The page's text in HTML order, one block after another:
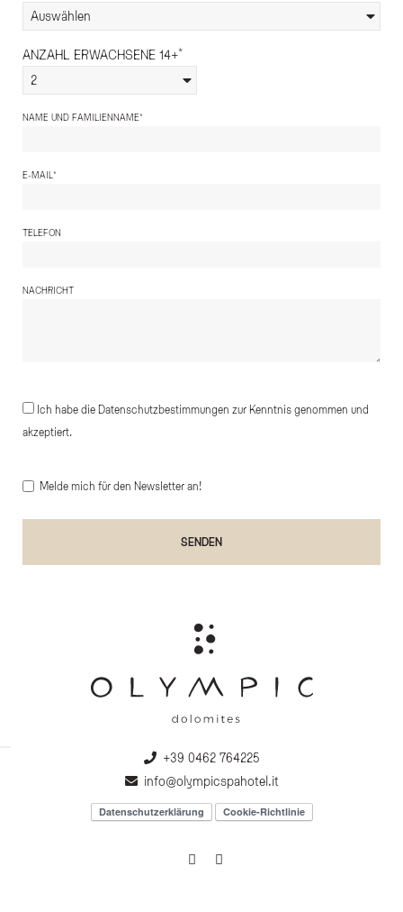
Auswählen
ANZAHL ERWACHSENE 14+*
2
NAME UND FAMILIENNAME*
E-MAIL *
TELEFON
NACHRICHT
Ich habe die Datenschutzbestimmungen zur Kenntnis genommen und
akzeptiert.
Melde mich für den Newsletter an!
+39 0462 764225
info@olympicspahotel.it
Datenschutzerklärung Cookie-Richtlinie